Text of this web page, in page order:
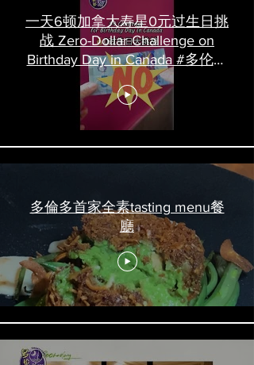
一天6顿加拿大寿星0元过生日挑
战 Zero-Dollar Challenge on
Birthday Day in Canada #多伦多
吃喝玩乐 #多伦多美食
#torontofood
多倫多首家全素tasting menu餐
廳